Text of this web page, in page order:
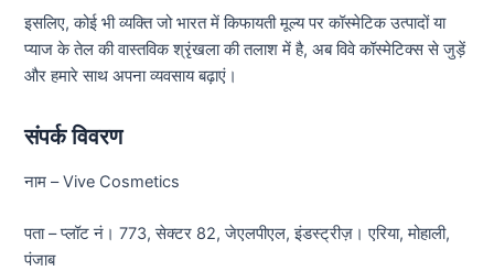
इसलिए, कोई भी व्यक्ति जो भारत में किफायती मूल्य पर कॉस्मेटिक उत्पादों या
प्याज के तेल की वास्तविक श्रृंखला की तलाश में है, अब विवे कॉस्मेटिक्स से जुड़ें
और हमारे साथ अपना व्यवसाय बढ़ाएं।
संपर्क विवरण
नाम – Vive Cosmetics
पता – प्लॉट नं। 773, सेक्टर 82, जेएलपीएल, इंडस्ट्रीज़। एरिया, मोहाली,
पंजाब